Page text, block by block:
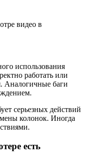
видео в
использования
работать или
Аналогичные баги
серьезных действий
колонок. Иногда
есть